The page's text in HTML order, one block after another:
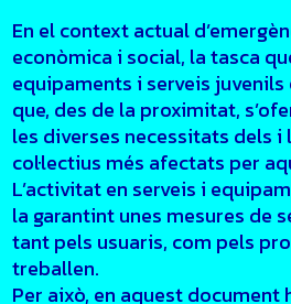
En el context actual
econòmica i social, la tasca
equipaments i serveis
que, des de la proximitat,
les diverses necessitats dels i
col·lectius més afectats per
L’activitat en serveis i
la garantint unes mesures de
tant pels usuaris, com pels
treballen.
Per això, en aquest document